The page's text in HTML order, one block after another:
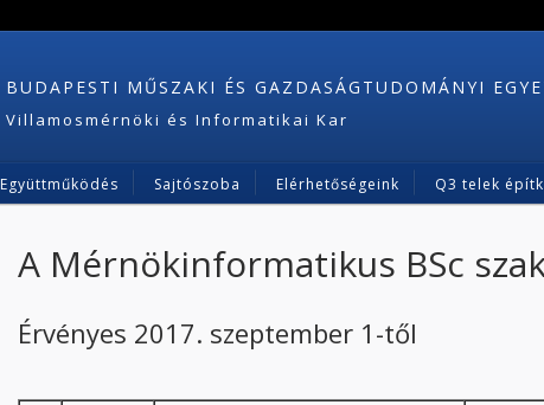
BUDAPESTI MŰSZAKI ÉS GAZDASÁGTUDOMÁNYI
Villamosmérnöki és Informatikai Kar
Együttműködés Sajtószoba Elérhetőségeink Q3 telek
A Mérnökinformatikus BSc
Érvényes 2017. szeptember 1-től